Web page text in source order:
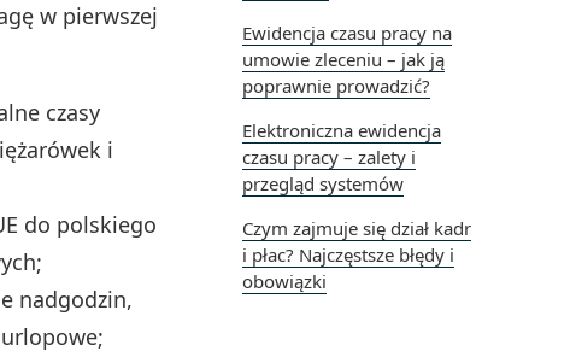
Ewidencja czasu pracy na
umowie zleceniu – jak ją
poprawnie prowadzić?
Elektroniczna ewidencja
czasu pracy – zalety i
przegląd systemów
Czym zajmuje się dział kadr
i płac? Najczęstsze błędy i
obowiązki
w pierwszej
czasy
i
do polskiego
nadgodzin,